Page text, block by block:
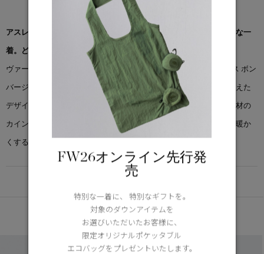
アスレジャーのエッセンスを取り入れた、通年活躍するクラシックな一
着。どんなスタイリングにも洗練を添えます。
ヴァーシティジャケットに着想を得た「ハドソン カインド フリース ボン
バージャケット」は、クラシックな佇まいと快適な着心地を兼ね備えた
デザイン。心地よいぬくもりと通気性を両立し、次世代フリース素材の
カインドフリースを採用しています。「地球を冷たく、住む人々を暖か
くする」ために開発された素材です。
あなたへのおすすめ
FW26オンライン先行発
売
特別な一着に、 特別なギフトを。
対象のダウンアイテムを
お選びいただいたお客様に、
限定オリジナルポケッタブル
エコバッグをプレゼントいたします。